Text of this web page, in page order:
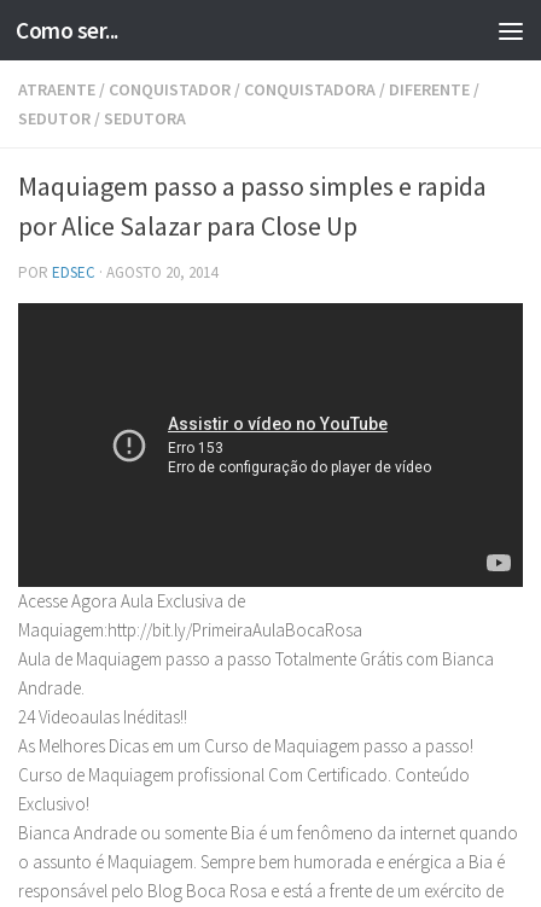
Skip to content
Como ser...
ATRAENTE / CONQUISTADOR / CONQUISTADORA / DIFERENTE /
SEDUTOR / SEDUTORA
Maquiagem passo a passo simples e rapida
por Alice Salazar para Close Up
POR EDSEC · AGOSTO 20, 2014
Acesse Agora Aula Exclusiva de
Maquiagem:http://bit.ly/PrimeiraAulaBocaRosa
Aula de Maquiagem passo a passo Totalmente Grátis com Bianca
Andrade.
24 Videoaulas Inéditas!!
As Melhores Dicas em um Curso de Maquiagem passo a passo!
Curso de Maquiagem profissional Com Certificado. Conteúdo
Exclusivo!
Bianca Andrade ou somente Bia é um fenômeno da internet quando
o assunto é Maquiagem. Sempre bem humorada e enérgica a Bia é
responsável pelo Blog Boca Rosa e está a frente de um exército de